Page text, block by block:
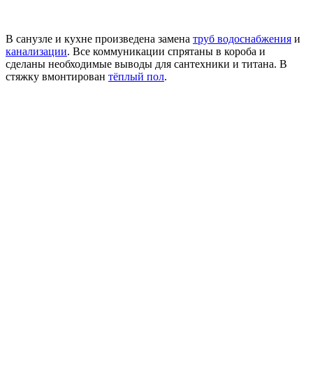
В санузле и кухне произведена замена труб водоснабжения и
канализации. Все коммуникации спрятаны в короба и
сделаны необходимые выводы для сантехники и титана. В
стяжку вмонтирован тёплый пол.